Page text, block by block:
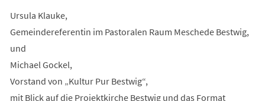
Ursula Klauke,
Gemeindereferentin im Pastoralen Raum Meschede Bestwig,
und
Michael Gockel,
Vorstand von „Kultur Pur Bestwig“,
mit Blick auf die Projektkirche Bestwig und das Format